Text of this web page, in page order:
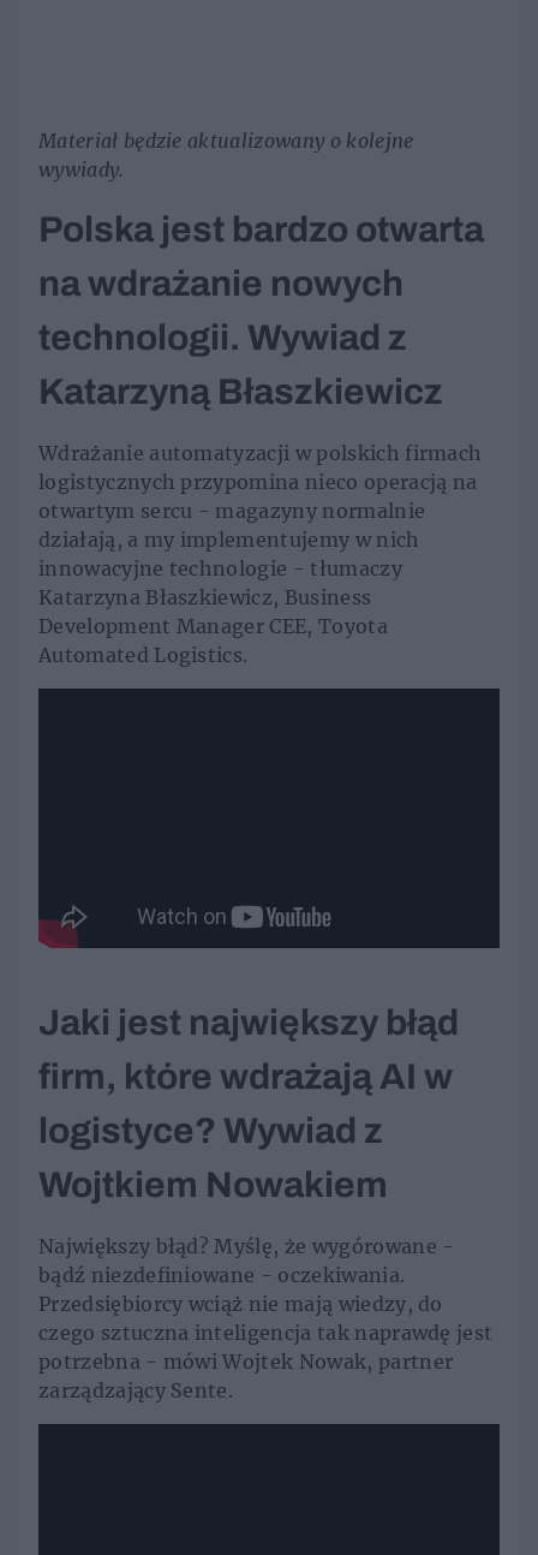
Materiał będzie aktualizowany o kolejne
wywiady.
Polska jest bardzo otwarta
na wdrażanie nowych
technologii. Wywiad z
Katarzyną Błaszkiewicz
Wdrażanie automatyzacji w polskich firmach
logistycznych przypomina nieco operacją na
otwartym sercu - magazyny normalnie
działają, a my implementujemy w nich
innowacyjne technologie - tłumaczy
Katarzyna Błaszkiewicz, Business
Development Manager CEE, Toyota
Automated Logistics.
Jaki jest największy błąd
firm, które wdrażają AI w
logistyce? Wywiad z
Wojtkiem Nowakiem
Największy błąd? Myślę, że wygórowane -
bądź niezdefiniowane - oczekiwania.
Przedsiębiorcy wciąż nie mają wiedzy, do
czego sztuczna inteligencja tak naprawdę jest
potrzebna - mówi Wojtek Nowak, partner
zarządzający Sente.